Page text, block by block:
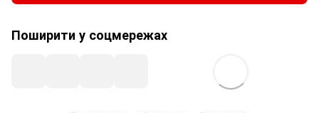
Поширити у соцмережах